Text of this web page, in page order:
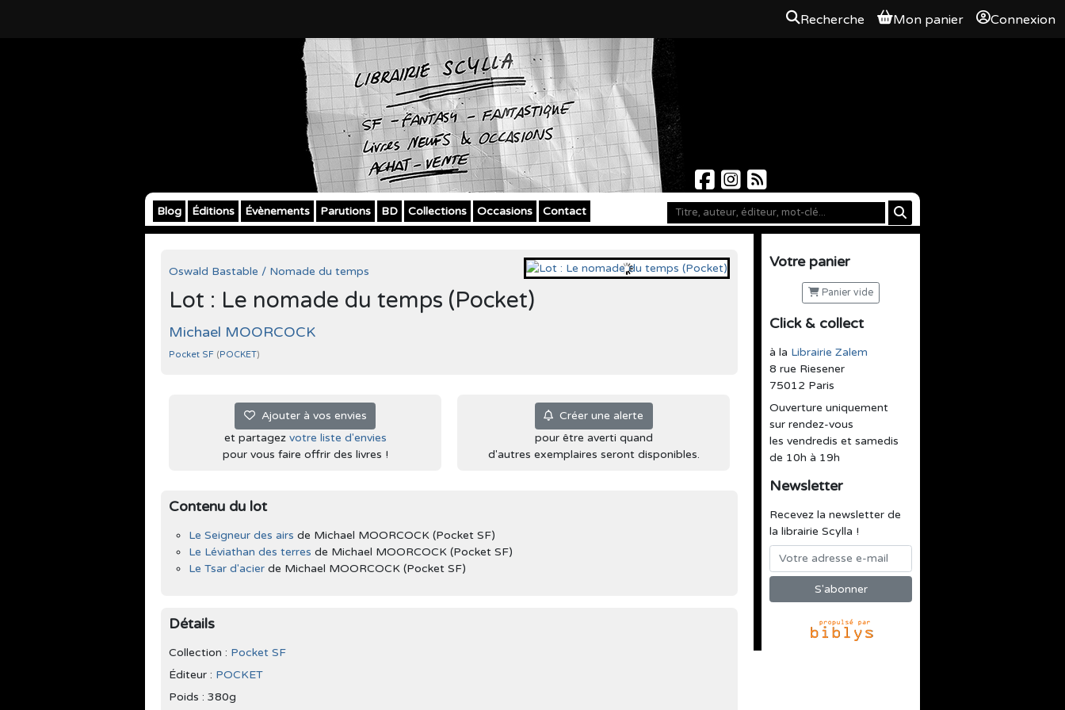
Recherche Mon panier Connexion
Blog Éditions Évènements Parutions BD Collections Occasions Contact
Votre panier
Panier vide
Click & collect
à la Librairie Zalem
8 rue Riesener
75012 Paris
Ouverture uniquement
sur rendez-vous
les vendredis et samedis
de 10h à 19h
Newsletter
Recevez la newsletter de
la librairie Scylla !
Oswald Bastable / Nomade du temps
Lot : Le nomade du temps (Pocket)
Michael MOORCOCK
Pocket SF (POCKET)
Ajouter à vos envies
et partagez votre liste d'envies
pour vous faire offrir des livres !
Créer une alerte
pour être averti quand
d'autres exemplaires seront disponibles.
Contenu du lot
Le Seigneur des airs de Michael MOORCOCK (Pocket SF)
Le Léviathan des terres de Michael MOORCOCK (Pocket SF)
Le Tsar d'acier de Michael MOORCOCK (Pocket SF)
Détails
Collection : Pocket SF
Éditeur : POCKET
Poids : 380g